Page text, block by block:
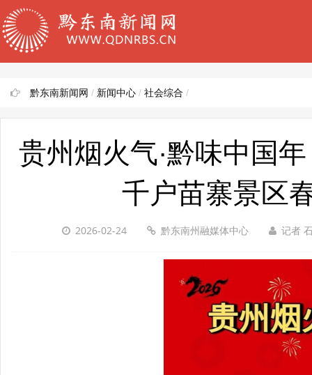
黔东南新闻网 / 新闻中心 / 社会综合 /
贵州烟火气·黔味中国
千户苗寨景区
2026-02-24 黔东南州融媒体中心 记者